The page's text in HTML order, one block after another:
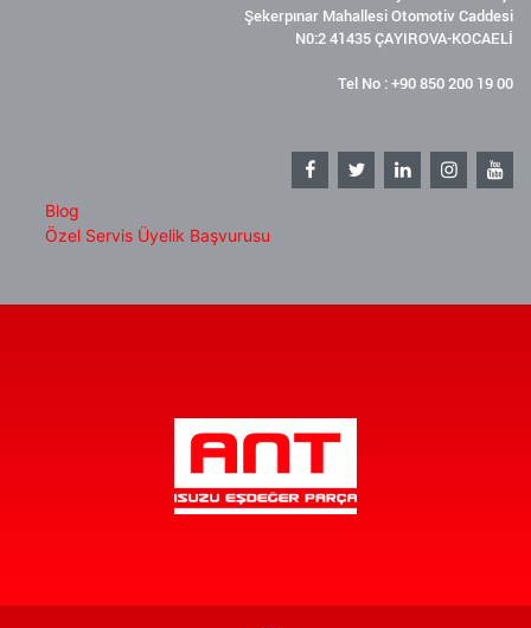
Şekerpınar Mahallesi Otomotiv Caddesi
N0:2 41435 ÇAYIROVA-KOCAELİ
Tel No : +90 850 200 19 00
Blog
Özel Servis Üyelik Başvurusu